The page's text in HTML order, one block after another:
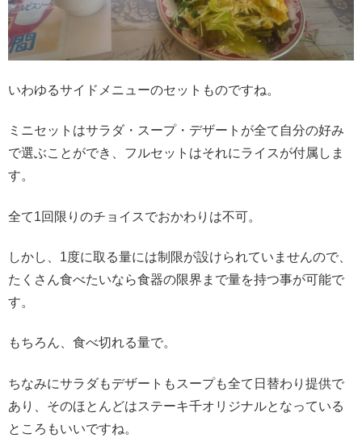
いわゆるサイドメニューのセットものですね。
ミニセットはサラダ・スープ・デザートが全て自分の好み
で選ぶことができ、フルセットはそれにライスが付属しま
す。
全て1回限りのチョイスでおかわりは不可。
しかし、1度に取る量には制限が設けられていませんので、
たくさん食べたいなら食器の限界まで量を持つ事が可能で
す。
もちろん、食べ切れる量で。
ちなみにサラダもデザートもスープも全て日替わり提供で
あり、そのほとんどはステーキ千オリジナルとなっている
ところもいいですね。